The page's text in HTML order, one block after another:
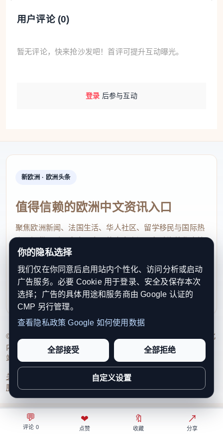
💬
评论 0
❤
点赞
🔖
收藏
↗
分享
用户评论 (0)
暂无评论，快来抢沙发吧！首评可提升互动曝光。
登录 后参与互动
新欧洲 · 欧洲头条
值得信赖的欧洲中文资讯入口
聚焦欧洲新闻、法国生活、华人社区、留学移民与国际热
点，提供及时、真实、实用的中文资讯，帮助海外华人快
速了解欧洲动态。
contact@xinouzhou.com
服务支持、版权与合作：工作日优先处理站务、投稿与权
利通知
© 2026 新欧洲·欧洲头条. All Rights Reserved. 本网站持续优化
内容透明度、联系方式与用户权利说明，以提升品牌信任感和
站点完整度。
关于我们 编辑规范日期归档隐私政策
服务条款联系我们
你的隐私选择
我们仅在你同意后启用站内个性化、访问分析或启动
广告服务。必要 Cookie 用于登录、安全及保存本次
选择；广告的具体用途和服务商由 Google 认证的
CMP 另行管理。
查看隐私政策 Google 如何使用数据
全部接受 全部拒绝
自定义设置
⌂
首页
◎
关注
↗
热榜
○
我的